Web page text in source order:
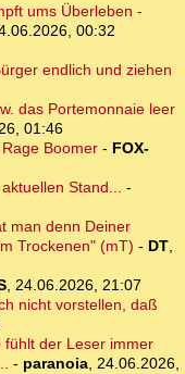
ums Überleben -
00:32
endlich und ziehen
das Portemonnaie leer
01:46
Boomer- FOX-
Stand...
-
man denn Deiner
Trockenen" (mT) - DT
, 24.06.2026, 21:07
nicht vorstellen, daß
fühlt der Leser immer
- paranoia 24.06.2026,